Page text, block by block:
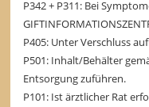
P342 + P311: Bei
P405: Unter Verschluss
P501: Inhalt/Behälter
Entsorgung zuführen.
P101: Ist ärztlicher Rat